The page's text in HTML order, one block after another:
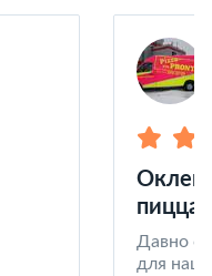
пицца
Давно
для